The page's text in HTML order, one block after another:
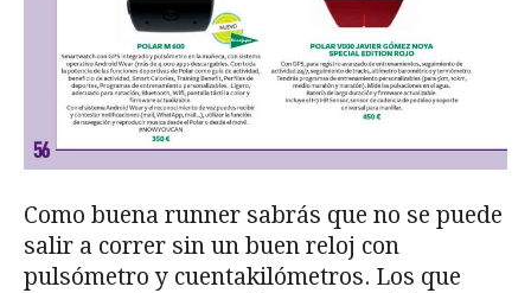
Como buena runner sabrás que no se puede
salir a correr sin un buen reloj con
pulsómetro y cuentakilómetros. Los que